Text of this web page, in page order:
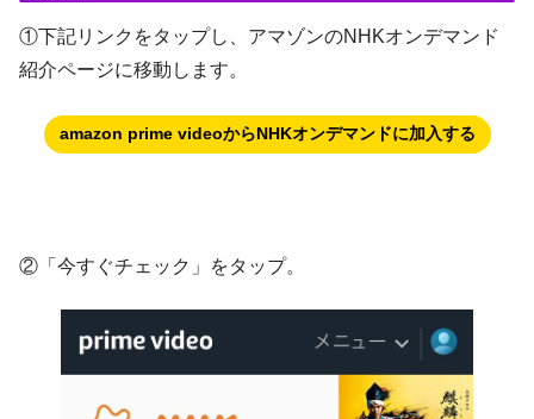
①下記リンクをタップし、アマゾンのNHKオンデマンド
紹介ページに移動します。
amazon prime videoからNHKオンデマンドに加入する
②「今すぐチェック」をタップ。